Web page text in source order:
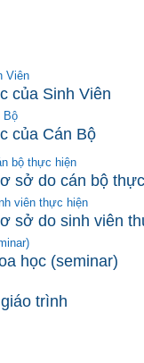
Viên
của Sinh Viên
Bộ
của Cán Bộ
bộ thực hiện
sở do cán bộ
viên thực hiện
sở do sinh viên
học (seminar)
trình